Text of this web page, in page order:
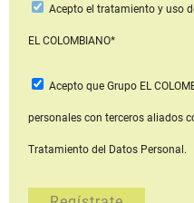
Acepto el tratamiento y uso
EL COLOMBIANO*
Acepto que Grupo EL
personales con terceros aliados
Tratamiento del Datos Personal.